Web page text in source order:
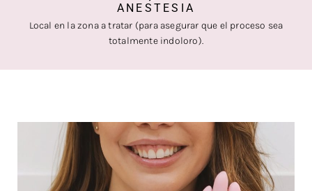
ANESTESIA
Local en la zona a tratar (para asegurar que el proceso sea
totalmente indoloro).